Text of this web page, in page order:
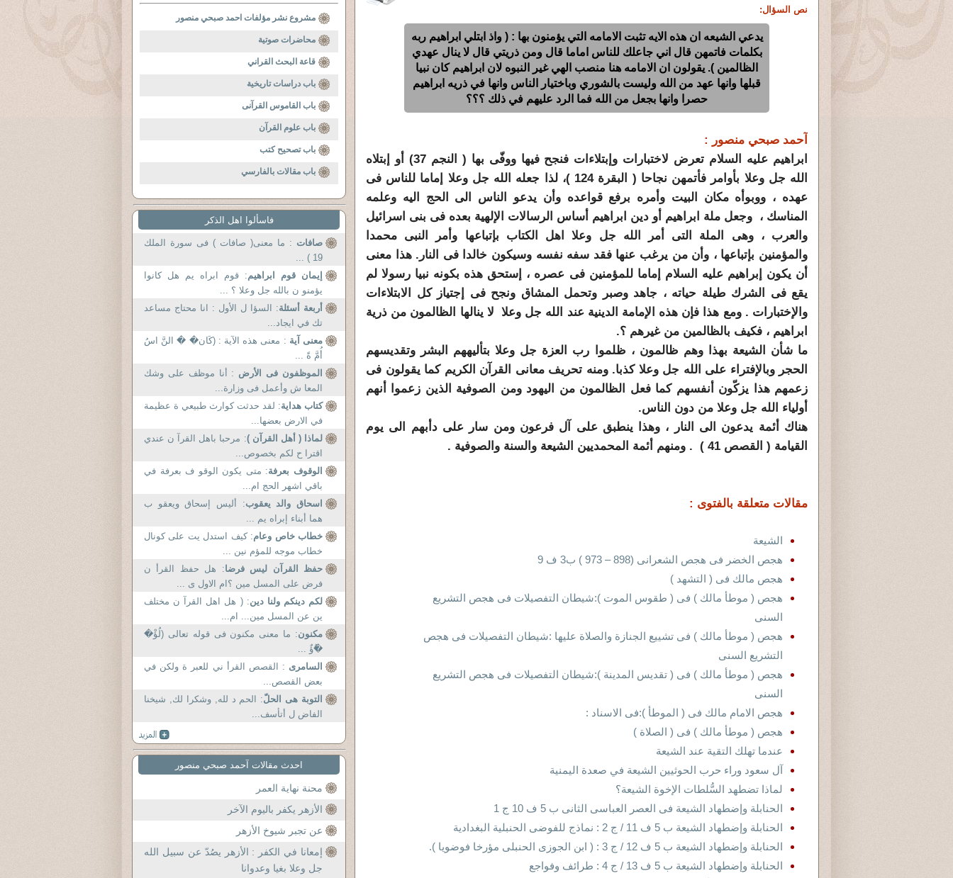
نص السؤال:
يدعي الشيعه ان هذه الايه تثبت الامامه التي يؤمنون بها : ( واذ ابتلي ابراهيم ربه
بكلمات فاتمهن قال اني جاعلك للناس اماما قال ومن ذريتي قال لا ينال عهدي
الظالمين ). يقولون ان الامامه هنا منصب الهي غير النبوه لان ابراهيم كان نبيا
قبلها وانها عهد من الله وليست بالشوري وباختيار الناس وانها في ذريه ابراهيم
حصرا وانها بجعل من الله فما الرد عليهم في ذلك ؟؟؟
آحمد صبحي منصور :
ابراهيم عليه السلام تعرض لاختبارات وإبتلاءات فنجح فيها ووفّى بها ( النجم 37) أو إبتلاه
الله جل وعلا بأوامر فأتمهن نجاحا ( البقرة 124 )، لذا جعله الله جل وعلا إماما للناس فى
عهده ، ووبوأه مكان البيت وأمره برفع قواعده وأن يدعو الناس الى الحج اليه وعلمه
المناسك ، وجعل ملة ابراهيم أو دين ابراهيم أساس الرسالات الإلهية بعده فى بنى اسرائيل
والعرب ، وهى الملة التى أمر الله جل وعلا اهل الكتاب بإتباعها وأمر النبى محمدا
والمؤمنين بإتباعها ، وأن من يرغب عنها فقد سفه نفسه وسيكون خالدا فى النار. هذا معنى
أن يكون إبراهيم عليه السلام إماما للمؤمنين فى عصره ، إستحق هذه بكونه نبيا رسولا لم
يقع فى الشرك طيلة حياته ، جاهد وصبر وتحمل المشاق ونجح فى إجتياز كل الابتلاءات
والإختبارات . ومع هذا فإن هذه الإمامة الدينية عند الله جل وعلا لا ينالها الظالمون من ذرية
ابراهيم ، فكيف بالظالمين من غيرهم ؟.
ما شأن الشيعة بهذا وهم ظالمون ، ظلموا رب العزة جل وعلا بتأليههم البشر وتقديسهم
الحجر وبالإفتراء على الله جل وعلا كذبا. ومنه تحريف معانى القرآن الكريم كما يقولون فى
زعمهم هذا يزكّون أنفسهم كما فعل الظالمون من اليهود ومن الصوفية الذين زعموا أنهم
أولياء الله جل وعلا من دون الناس.
هناك أئمة يدعون الى النار ، وهذا ينطبق على آل فرعون ومن سار على دأبهم الى يوم
القيامة ( القصص 41 ) . ومنهم أئمة المحمديين الشيعة والسنة والصوفية .
مقالات متعلقة بالفتوى :
الشيعة
هجص الخضر فى هجص الشعرانى (898 – 973 ) ب3 ف 9
هجص مالك فى ( التشهد )
هجص ( موطأ مالك ) فى ( طقوس الموت ):شيطان التفصيلات فى هجص التشريع
السنى
هجص ( موطأ مالك ) فى تشييع الجنازة والصلاة عليها :شيطان التفصيلات فى هجص
التشريع السنى
هجص ( موطأ مالك ) فى ( تقديس المدينة ):شيطان التفصيلات فى هجص التشريع
السنى
هجص الامام مالك فى ( الموطأ ):فى الاسناد :
هجص ( موطأ مالك ) فى ( الصلاة )
عندما تهلك التقية عند الشيعة
آل سعود وراء حرب الحوثيين الشيعة في صعدة اليمنية
لماذا تضطهد السُّلطات الإخوة الشيعة؟
الحنابلة وإضطهاد الشيعة فى العصر العباسى الثانى ب 5 ف 10 ج 1
الحنابلة وإضطهاد الشيعة ب 5 ف 11 / ج 2 : نماذج للفوضى الحنبلية البغدادية
الحنابلة وإضطهاد الشيعة ب 5 ف 12 / ج 3 : ( ابن الجوزى الحنبلى مؤرخا فوضويا ).
الحنابلة وإضطهاد الشيعة ب 5 ف 13 / ج 4 : طرائف وفواجع
مشروع نشر مؤلفات احمد صبحي منصور
محاضرات صوتية
قاعة البحث القراني
باب دراسات تاريخية
باب القاموس القرآنى
باب علوم القرآن
باب تصحيح كتب
باب مقالات بالفارسي
فاسألوا اهل الذكر
صافات : ما معنى( صافات ) فى سورة الملك
19 ) ...
إيمان قوم ابراهيم: قوم ابراه يم هل كانوا
يؤمنو ن بالله جل وعلا ؟ ...
أربعة أسئلة: السؤا ل الأول : انا محتاج مساعد
تك في ايجاد...
معنى آية : معنى هذه الآية : (كَان� � النَّ اسُ
أُمَّ ةً ...
الموظفون فى الأرض : أنا موظف على وشك
المعا ش وأعمل فى وزارة...
كتاب هداية: لقد حدثت كوارث طبيعي ة عظيمة
في الارض بعضها...
لماذا ( أهل القرآن ): مرحبا باهل القرآ ن عندي
اقترا ح لكم بخصوص...
الوقوف بعرفة: متى يكون الوقو ف بعرفة في
باقي اشهر الحج ام...
اسحاق والد يعقوب: أليس إسحاق ويعقو ب
هما أبناء إبراه يم ...
خطاب خاص وعام: كيف استدل يت على كونال
خطاب موجه للمؤم نين ...
حفظ القرآن ليس فرضا: هل حفظ القرأ ن
فرض على المسل مين ؟ام الاول ى ...
لكم دينكم ولنا دين: ( هل اهل القرآ ن مختلف
ين عن المسل مين... ام...
مكنون: ما معنى مكنون فى قوله تعالى (لُؤْ�
�ُؤٌ ...
السامرى : القصص القرأ ني للعبر ة ولكن في
بعض القصص...
التوبة هى الحلّ: الحم د لله, وشكرا لك, شيخنا
الفاض ل أتأسف...
احدث مقالات آحمد صبحي منصور
محنة نهاية العمر
الأزهر يكفر باليوم الآخر
عن تجبر شيوخ الأزهر
إمعانا في الكفر : الأزهر يصُدّ عن سبيل الله
جل وعلا بغيا وعدوانا